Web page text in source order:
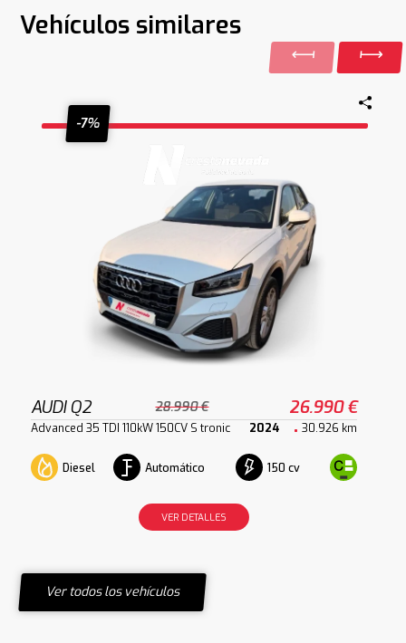
Vehículos similares
-7%
AUDI Q2 28.990 € 26.990 €
Advanced 35 TDI 110kW 150CV S tronic 2024 30.926 km
Diesel Automático 150 cv
VER DETALLES
Ver todos los vehículos